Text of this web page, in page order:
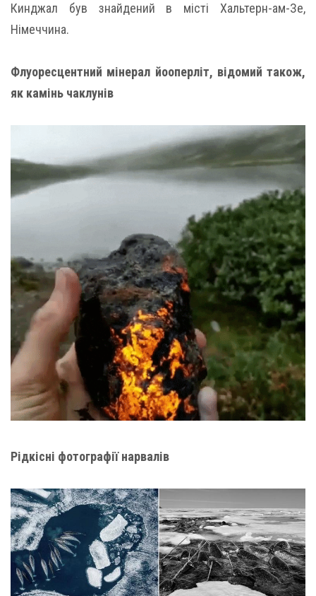
Кинджал був знайдений в місті Хальтерн-ам-Зе,
Німеччина.
Флуоресцентний мінерал йооперліт, відомий також,
як камінь чаклунів
Рідкісні фотографії нарвалів